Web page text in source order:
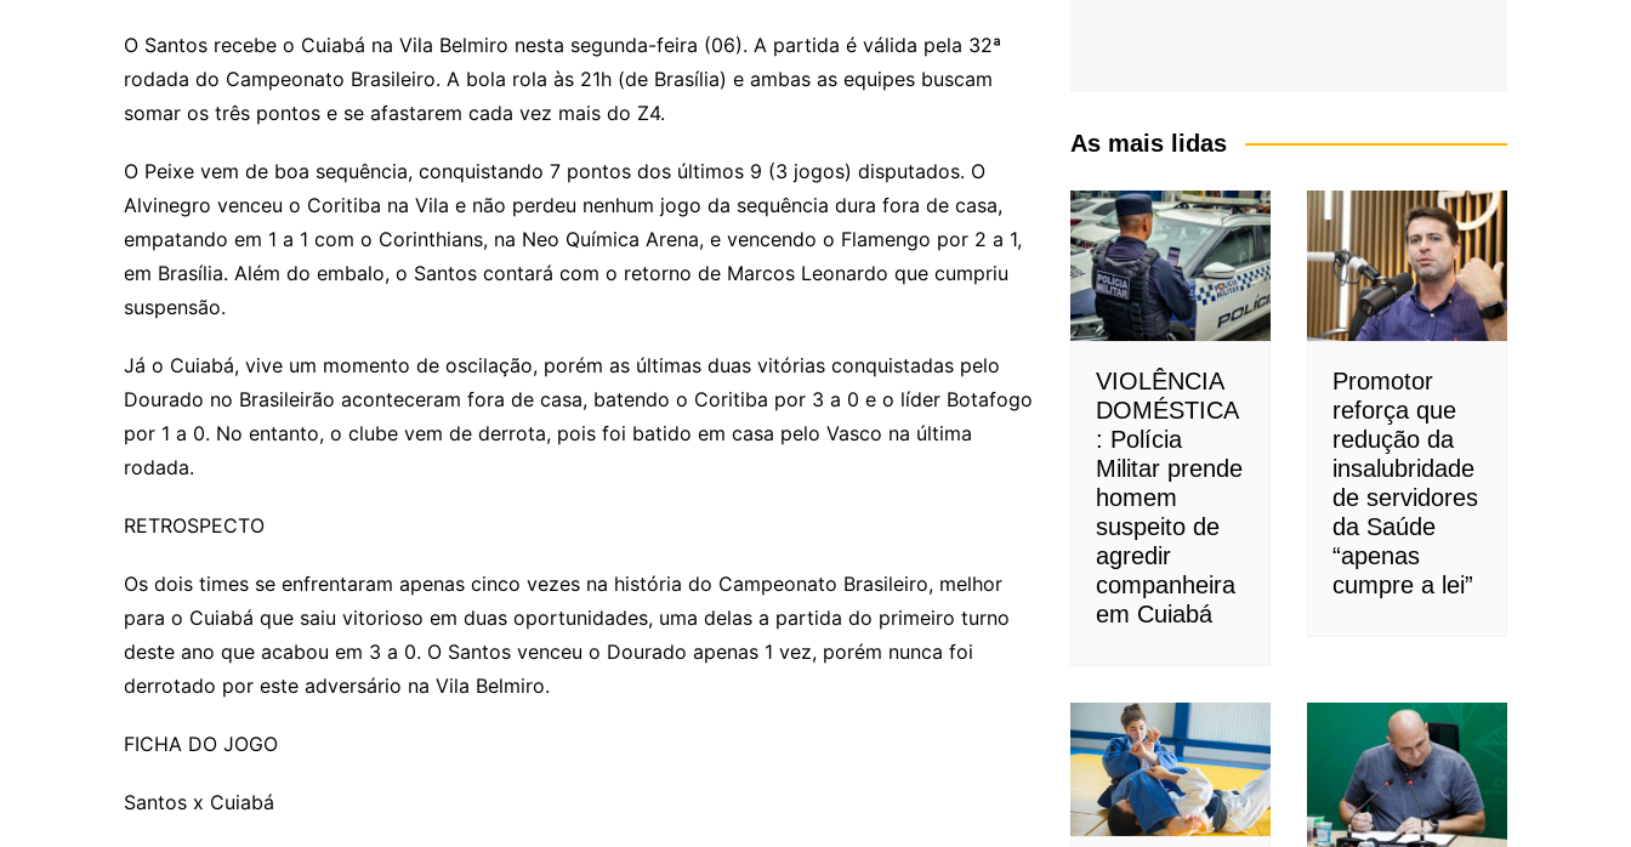
p
y
Li
n
k
at
s
A
p
p
e
gr
a
m
er t
k
e
dI
n
ai
l
o
gl
e
Cl
a
s
sr
o
m
s
s
e
n
g
er
s
s
a
g
e
lo
o
c
o
m
y
p
h
o
M
ai
l
e
a
s
ai
l
ar
e
O Santos recebe o Cuiabá na Vila Belmiro nesta segunda-feira (06). A partida é válida pela 32ª
rodada do Campeonato Brasileiro. A bola rola às 21h (de Brasília) e ambas as equipes buscam
somar os três pontos e se afastarem cada vez mais do Z4.
O Peixe vem de boa sequência, conquistando 7 pontos dos últimos 9 (3 jogos) disputados. O
Alvinegro venceu o Coritiba na Vila e não perdeu nenhum jogo da sequência dura fora de casa,
empatando em 1 a 1 com o Corinthians, na Neo Química Arena, e vencendo o Flamengo por 2 a 1,
em Brasília. Além do embalo, o Santos contará com o retorno de Marcos Leonardo que cumpriu
suspensão.
Já o Cuiabá, vive um momento de oscilação, porém as últimas duas vitórias conquistadas pelo
Dourado no Brasileirão aconteceram fora de casa, batendo o Coritiba por 3 a 0 e o líder Botafogo
por 1 a 0. No entanto, o clube vem de derrota, pois foi batido em casa pelo Vasco na última
rodada.
RETROSPECTO
Os dois times se enfrentaram apenas cinco vezes na história do Campeonato Brasileiro, melhor
para o Cuiabá que saiu vitorioso em duas oportunidades, uma delas a partida do primeiro turno
deste ano que acabou em 3 a 0. O Santos venceu o Dourado apenas 1 vez, porém nunca foi
derrotado por este adversário na Vila Belmiro.
FICHA DO JOGO
Santos x Cuiabá
As mais lidas
VIOLÊNCIA
DOMÉSTICA
: Polícia
Militar prende
homem
suspeito de
agredir
companheira
em Cuiabá
Promotor
reforça que
redução da
insalubridade
de servidores
da Saúde
“apenas
cumpre a lei”